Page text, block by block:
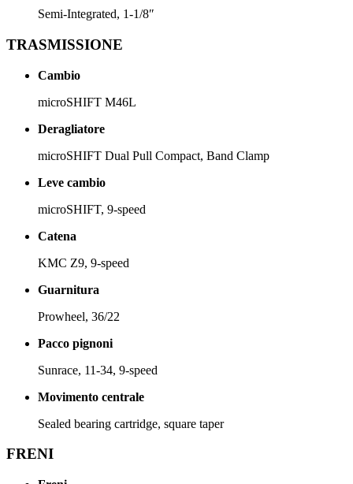
Semi-Integrated, 1-1/8″
TRASMISSIONE
Cambio
microSHIFT M46L
Deragliatore
microSHIFT Dual Pull Compact, Band Clamp
Leve cambio
microSHIFT, 9-speed
Catena
KMC Z9, 9-speed
Guarnitura
Prowheel, 36/22
Pacco pignoni
Sunrace, 11-34, 9-speed
Movimento centrale
Sealed bearing cartridge, square taper
FRENI